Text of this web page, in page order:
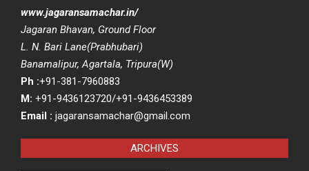
www.jagaransamachar.in/
Jagaran Bhavan, Ground Floor
L. N. Bari Lane(Prabhubari)
Banamalipur, Agartala, Tripura(W)
Ph :+91-381-7960883
M: +91-9436123720/+91-9436453389
Email : jagaransamachar@gmail.com
ARCHIVES